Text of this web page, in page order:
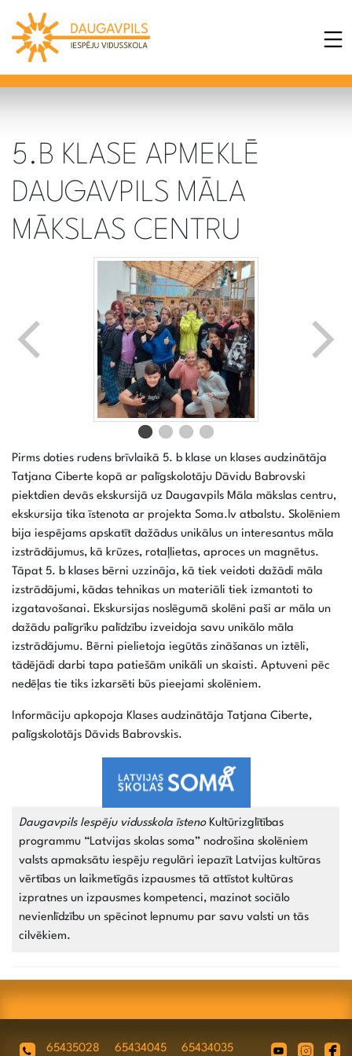
5.B KLASE APMEKLĒ
DAUGAVPILS MĀLA
MĀKSLAS CENTRU
Pirms doties rudens brīvlaikā 5. b klase un klases audzinātāja
Tatjana Ciberte kopā ar palīgskolotāju Dāvidu Babrovski
piektdien devās ekskursijā uz Daugavpils Māla mākslas centru,
ekskursija tika īstenota ar projekta Soma.lv atbalstu. Skolēniem
bija iespējams apskatīt dažādus unikālus un interesantus māla
izstrādājumus, kā krūzes, rotaļlietas, aproces un magnētus.
Tāpat 5. b klases bērni uzzināja, kā tiek veidoti dažādi māla
izstrādājumi, kādas tehnikas un materiāli tiek izmantoti to
izgatavošanai. Ekskursijas noslēgumā skolēni paši ar māla un
dažādu palīgrīku palīdzību izveidoja savu unikālo māla
izstrādājumu. Bērni pielietoja iegūtās zināšanas un iztēli,
tādējādi darbi tapa patiešām unikāli un skaisti. Aptuveni pēc
nedēļas tie tiks izkarsēti būs pieejami skolēniem.
Informāciju apkopoja Klases audzinātāja Tatjana Ciberte,
palīgskolotājs Dāvids Babrovskis.
Daugavpils Iespēju vidusskola īsteno Kultūrizglītības
programmu “Latvijas skolas soma” nodrošina skolēniem
valsts apmaksātu iespēju regulāri iepazīt Latvijas kultūras
vērtības un laikmetīgās izpausmes tā attīstot kultūras
izpratnes un izpausmes kompetenci, mazinot sociālo
nevienlīdzību un spēcinot lepnumu par savu valsti un tās
cilvēkiem.
65435028 65434045 65434035